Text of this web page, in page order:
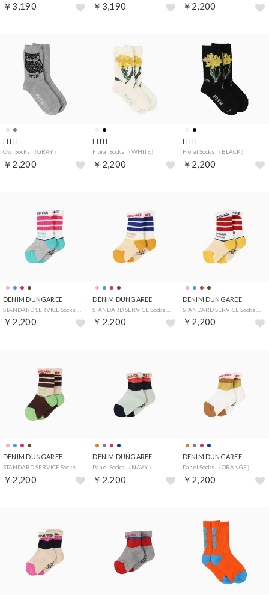
￥3,190 ￥3,190 ￥2,200
FITH
Owl Socks （GRAY）
￥2,200
FITH
Floral Socks （WHITE）
￥2,200
FITH
Floral Socks （BLACK）
￥2,200
DENIM DUNGAREE
￥2,200
DENIM DUNGAREE
￥2,200
DENIM DUNGAREE
￥2,200
DENIM DUNGAREE
STANDARD SERVICE Socks （BROWN）
￥2,200
DENIM DUNGAREE
Panel Socks （NAVY）
￥2,200
DENIM DUNGAREE
Panel Socks （ORANGE）
￥2,200